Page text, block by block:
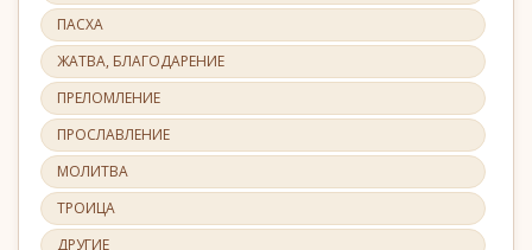
ПАСХА
ЖАТВА, БЛАГОДАРЕНИЕ
ПРЕЛОМЛЕНИЕ
ПРОСЛАВЛЕНИЕ
МОЛИТВА
ТРОИЦА
ДРУГИЕ